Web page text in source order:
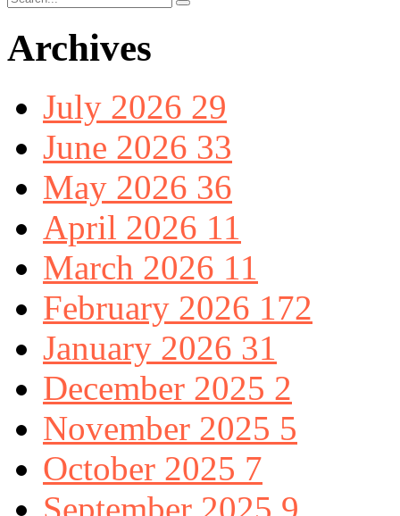
Archives
July 2026 29
June 2026 33
May 2026 36
April 2026 11
March 2026 11
February 2026 172
January 2026 31
December 2025 2
November 2025 5
October 2025 7